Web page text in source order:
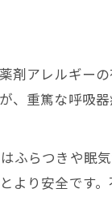
情報
剤アレルギー
、重篤な呼吸
ふらつきや眠
より安全です